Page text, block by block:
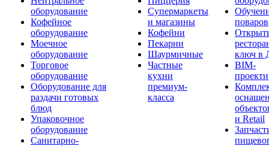
оборудование
Кофейное
оборудование
Моечное
оборудование
Торговое
оборудование
Оборудование для
раздачи готовых
блюд
Упаковочное
оборудование
Санитарно-
Супермаркеты
и магазины
Кофейни
Пекарни
Шаурмичные
Частные
кухни
премиум-
класса
поваров
ключ в
BIM-
и Retail